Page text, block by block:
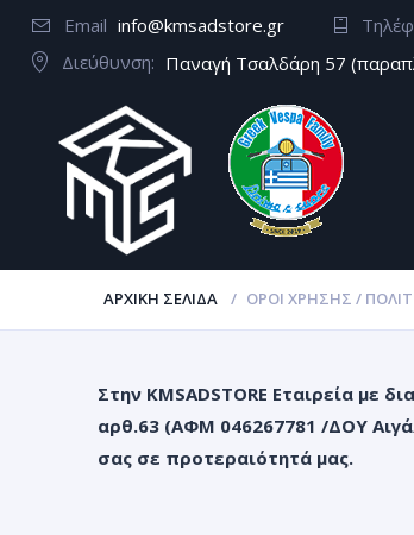
Email info@kmsadstore.gr
Διεύθυνση: Παναγή Τσαλδάρη 57
ΑΡΧΙΚΉ ΣΕΛΊΔΑ ΟΡΟΙ ΧΡΗΣΗΣ /
Στην KMSADSTORE Εταιρεία με
αρθ.63 (ΑΦΜ 046267781 /ΔΟΥ
σας σε προτεραιότητά μας.